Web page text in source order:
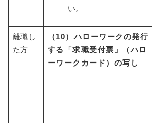
い。
離職し
た方
（10）ハローワークの発行
する「求職受付票」（ハロ
ーワークカード）の写し